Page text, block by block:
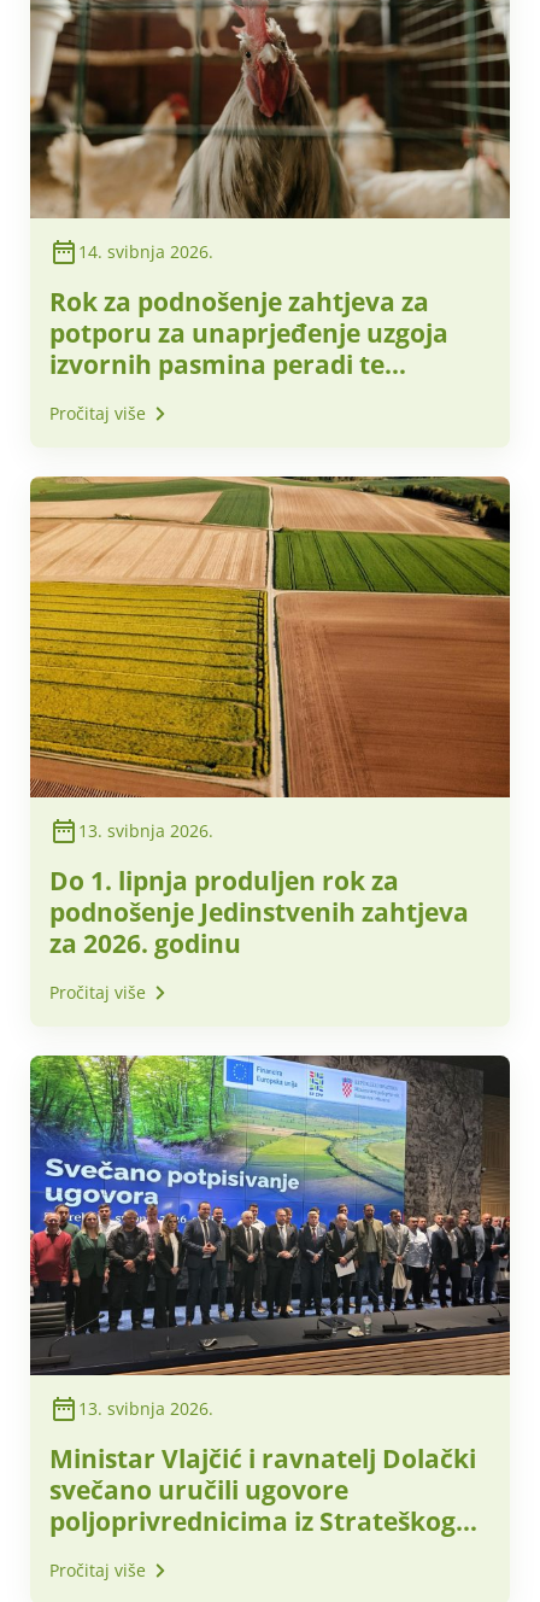
14. svibnja 2026.
Rok za podnošenje zahtjeva za
potporu za unaprjeđenje uzgoja
izvornih pasmina peradi te
za 2026. godinu produljen do 1.
lipnja 2026.
Pročitaj više
13. svibnja 2026.
Do 1. lipnja produljen rok za
podnošenje Jedinstvenih zahtjeva
za 2026. godinu
Pročitaj više
13. svibnja 2026.
Ministar Vlajčić i ravnatelj Dolački
svečano uručili ugovore
poljoprivrednicima iz Strateškog
politike 2023. – 2027.
Pročitaj više